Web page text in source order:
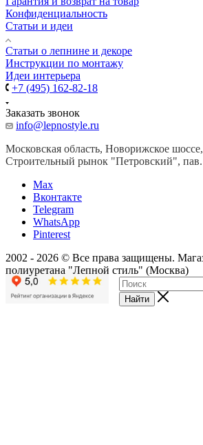
Конфиденциальность
Статьи и идеи
Cтатьи о лепнине и декоре
Инструкции по монтажу
Идеи интерьера
+7 (495) 162-82-18
Заказать звонок
info@lepnostyle.ru
Московская область, Новорижское
Строительный рынок "Петровский",
Мах
Вконтакте
Telegram
WhatsApp
Pinterest
2002 - 2026 © Все права защищены.
полиуретана "Лепной стиль" (Москва)
Найти